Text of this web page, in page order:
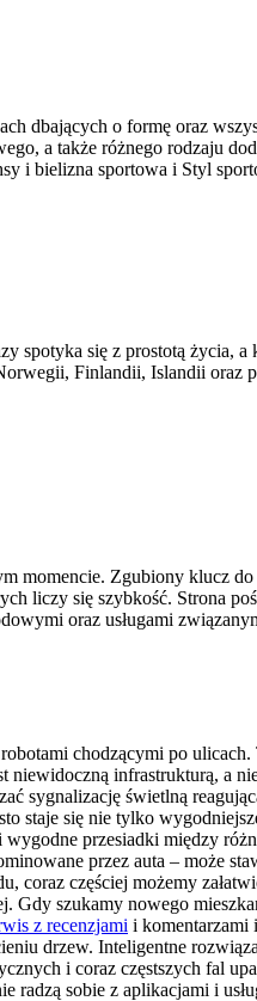
dbających o formę oraz
a także różnego rodzaju
i bielizna sportowa i Styl
się z prostotą życia,
Finlandii, Islandii oraz
momencie. Zgubiony klucz
liczy się szybkość. Strona
oraz usługami
chodzącymi po
infrastrukturą, a
sygnalizację świetlną
staje się nie tylko
przesiadki między
przez auta – może
coraz częściej możemy
szukamy nowego
z recenzjami i komentarzami
drzew. Inteligentne
i coraz częstszych fal
sobie z aplikacjami i